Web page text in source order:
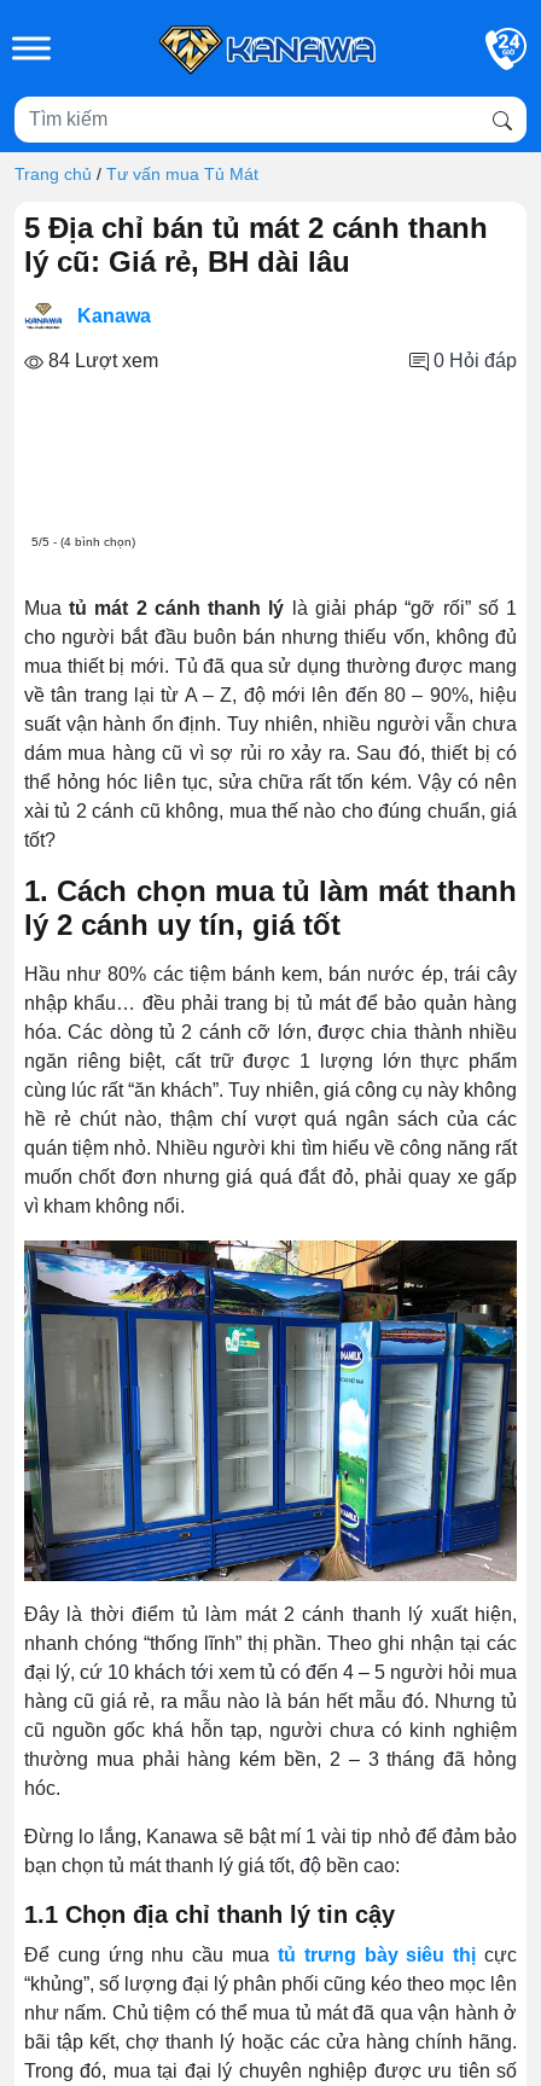
Trang chủ / Tư vấn mua Tủ Mát
5 Địa chỉ bán tủ mát 2 cánh thanh
lý cũ: Giá rẻ, BH dài lâu
Kanawa
84 Lượt xem 0 Hỏi đáp
5/5 - (4 bình chọn)
Mua tủ mát 2 cánh thanh lý là giải pháp “gỡ rối” số 1
cho người bắt đầu buôn bán nhưng thiếu vốn, không đủ
mua thiết bị mới. Tủ đã qua sử dụng thường được mang
về tân trang lại từ A – Z, độ mới lên đến 80 – 90%, hiệu
suất vận hành ổn định. Tuy nhiên, nhiều người vẫn chưa
dám mua hàng cũ vì sợ rủi ro xảy ra. Sau đó, thiết bị có
thể hỏng hóc liên tục, sửa chữa rất tốn kém. Vậy có nên
xài tủ 2 cánh cũ không, mua thế nào cho đúng chuẩn, giá
tốt?
1. Cách chọn mua tủ làm mát thanh
lý 2 cánh uy tín, giá tốt
Hầu như 80% các tiệm bánh kem, bán nước ép, trái cây
nhập khẩu… đều phải trang bị tủ mát để bảo quản hàng
hóa. Các dòng tủ 2 cánh cỡ lớn, được chia thành nhiều
ngăn riêng biệt, cất trữ được 1 lượng lớn thực phẩm
cùng lúc rất “ăn khách”. Tuy nhiên, giá công cụ này không
hề rẻ chút nào, thậm chí vượt quá ngân sách của các
quán tiệm nhỏ. Nhiều người khi tìm hiểu về công năng rất
muốn chốt đơn nhưng giá quá đắt đỏ, phải quay xe gấp
vì kham không nổi.
Đây là thời điểm tủ làm mát 2 cánh thanh lý xuất hiện,
nhanh chóng “thống lĩnh” thị phần. Theo ghi nhận tại các
đại lý, cứ 10 khách tới xem tủ có đến 4 – 5 người hỏi mua
hàng cũ giá rẻ, ra mẫu nào là bán hết mẫu đó. Nhưng tủ
cũ nguồn gốc khá hỗn tạp, người chưa có kinh nghiệm
thường mua phải hàng kém bền, 2 – 3 tháng đã hỏng
hóc.
Đừng lo lắng, Kanawa sẽ bật mí 1 vài tip nhỏ để đảm bảo
bạn chọn tủ mát thanh lý giá tốt, độ bền cao:
1.1 Chọn địa chỉ thanh lý tin cậy
Để cung ứng nhu cầu mua tủ trưng bày siêu thị cực
“khủng”, số lượng đại lý phân phối cũng kéo theo mọc lên
như nấm. Chủ tiệm có thể mua tủ mát đã qua vận hành ở
bãi tập kết, chợ thanh lý hoặc các cửa hàng chính hãng.
Trong đó, mua tại đại lý chuyên nghiệp được ưu tiên số